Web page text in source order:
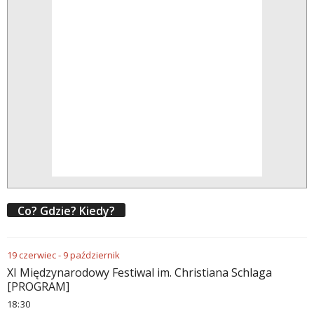
Co? Gdzie? Kiedy?
19czerwiec- 9październik
XI Międzynarodowy Festiwal im. Christiana Schlaga
[PROGRAM]
18:30